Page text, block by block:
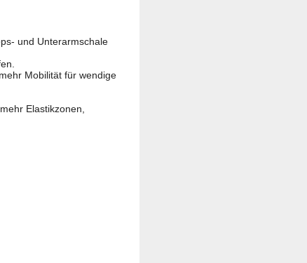
und Unterarmschale
Mobilität für wendige
Elastikzonen,